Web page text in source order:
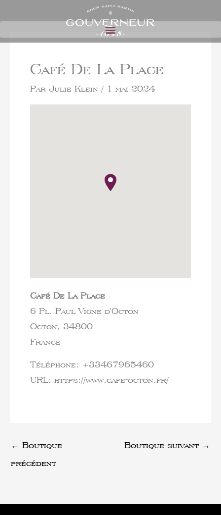
Café De La Place
Par Julie Klein / 1 mai 2024
Café De La Place
6 Pl. Paul Vigne d'Octon
Octon, 34800
France
Téléphone: +33467965460
URL: https://www.cafe-octon.fr/
← Boutique
précédent
Boutique suivant →